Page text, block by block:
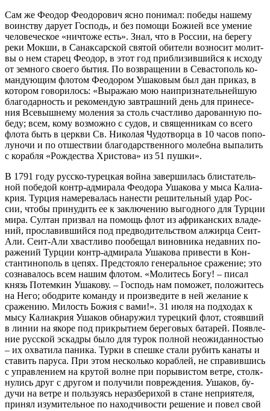
Cам же Фе­о­дор Фе­о­до­ро­вич яс­но по­ни­мал: по­бе­ды на­ше­му
во­ин­ству да­ру­ет Гос­подь, и без по­мо­щи Бо­жи­ей все уме­ние
че­ло­ве­че­ское «ни­что­же есть». Знал, что в Рос­сии, на бе­ре­гу
ре­ки Мок­ши, в Са­нак­сар­ской свя­той оби­те­ли воз­но­сит мо­лит­
вы о нем ста­рец Фе­о­дор, в этот год при­бли­зив­ший­ся к ис­хо­ду
от зем­но­го сво­е­го бы­тия. По воз­вра­ще­нии в Се­ва­сто­поль ко­
ман­ду­ю­щим фло­том Фе­о­до­ром Уша­ко­вым был дан при­каз, в
ко­то­ром го­во­ри­лось: «Вы­ра­жаю мою наи­при­зна­тель­ней­шую
бла­го­дар­ность и ре­ко­мен­дую зав­траш­ний день для при­не­се­
ния Все­выш­не­му мо­ле­ния за столь счаст­ли­во да­ро­ван­ную по­
бе­ду; всем, ко­му воз­мож­но с су­дов, и свя­щен­ни­кам со все­го
фло­та быть в церк­ви Св. Ни­ко­лая Чу­до­твор­ца в 10 ча­сов по­по­
лу­но­чи и по от­ше­ствии бла­годар­ствен­но­го мо­леб­на вы­па­лить
с ко­раб­ля «Рож­де­ства Хри­сто­ва» из 51 пуш­ки».
В 1791 го­ду рус­ско-ту­рец­кая вой­на за­вер­ши­лась бли­ста­тель­
ной по­бе­дой контр-адми­ра­ла Фе­о­до­ра Уша­ко­ва у мы­са Ка­лиа­
крия. Тур­ция на­ме­ре­ва­лась на­не­сти ре­ши­тель­ный удар Рос­
сии, чтобы при­ну­дить ее к за­клю­че­нию вы­год­но­го для Тур­ции
ми­ра. Сул­тан при­звал на по­мощь флот из аф­ри­кан­ских вла­де­
ний, про­сла­вив­ший­ся под пред­во­ди­тель­ством ал­жир­ца Се­ит-
Али. Се­ит-Али хваст­ли­во по­обе­щал ви­нов­ни­ка недав­них по­
ра­же­ний Тур­ции контр-адми­ра­ла Уша­ко­ва при­ве­сти в Кон­
стан­ти­но­поль в це­пях. Пред­сто­я­ло ге­не­раль­ное сра­же­ние; это
со­зна­ва­лось всем на­шим фло­том. «Мо­ли­тесь Бо­гу! – пи­сал
князь По­тем­кин Уша­ко­ву. – Гос­подь нам по­мо­жет, по­ло­жи­тесь
на Него; обод­ри­те ко­ман­ду и про­из­ве­ди­те в ней же­ла­ние к
сра­же­нию. Ми­лость Бо­жия с ва­ми!». 31 июля на под­хо­дах к
мысу Ка­лиа­крия Уша­ков об­на­ру­жил ту­рец­кий флот, сто­яв­ший
в ли­нии на яко­ре под при­кры­ти­ем бе­ре­го­вых ба­та­рей. По­яв­ле­
ние рус­ской эс­кад­ры бы­ло для ту­рок пол­ной неожи­дан­но­стью
– их охва­ти­ла па­ни­ка. Тур­ки в спеш­ке ста­ли ру­бить ка­на­ты и
ста­вить па­ру­са. При этом несколь­ко ко­раб­лей, не спра­вив­шись
с управ­ле­ни­ем на кру­той волне при по­ры­ви­стом вет­ре, столк­
ну­лись друг с дру­гом и по­лу­чи­ли по­вре­жде­ния. Уша­ков, бу­
дучи на вет­ре и поль­зу­ясь нераз­бе­ри­хой в стане непри­я­те­ля,
при­нял изу­ми­тель­ное по на­ход­чи­во­сти ре­ше­ние и по­вел свой